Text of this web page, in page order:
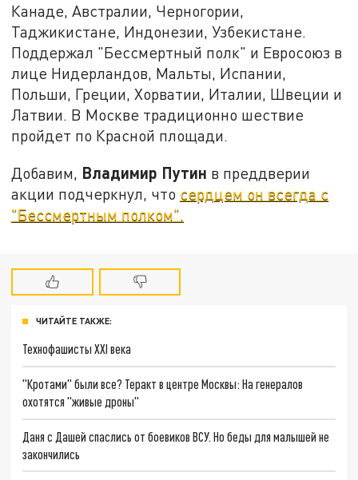
Канаде, Австралии, Черногории,
Таджикистане, Индонезии, Узбекистане.
Поддержал "Бессмертный полк" и Евросоюз в
лице Нидерландов, Мальты, Испании,
Польши, Греции, Хорватии, Италии, Швеции и
Латвии. В Москве традиционно шествие
пройдет по Красной площади.
Добавим, Владимир Путин в преддверии
акции подчеркнул, что сердцем он всегда с
"Бессмертным полком".
ЧИТАЙТЕ ТАКЖЕ:
Технофашисты XXI века
"Кротами" были все? Теракт в центре Москвы: На генералов
охотятся "живые дроны"
Даня с Дашей спаслись от боевиков ВСУ. Но беды для малышей не
закончились